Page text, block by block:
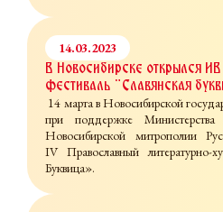
14.03.2023
В Новосибирске открылся
фестиваль "Славянская
14 марта в Новосибирской
при поддержке
Новосибирской митрополии
IV Православный литературно-
Буквица».